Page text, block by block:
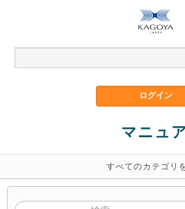
マニュ
すべてのカテゴリ